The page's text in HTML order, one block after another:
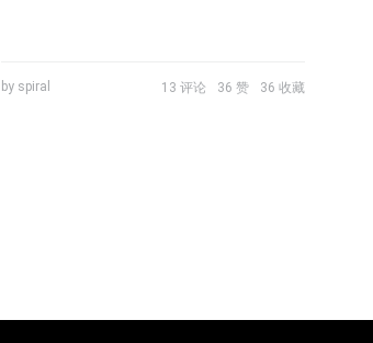
by spiral 13 评论 36 赞 36 收藏